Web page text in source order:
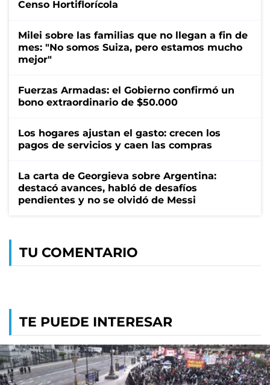
Censo Hortiflorícola
Milei sobre las familias que no llegan a fin de
mes: "No somos Suiza, pero estamos mucho
mejor"
Fuerzas Armadas: el Gobierno confirmó un
bono extraordinario de $50.000
Los hogares ajustan el gasto: crecen los
pagos de servicios y caen las compras
La carta de Georgieva sobre Argentina:
destacó avances, habló de desafíos
pendientes y no se olvidó de Messi
TU COMENTARIO
TE PUEDE INTERESAR